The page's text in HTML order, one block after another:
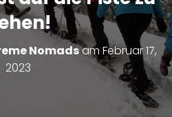
N
U
M
S
C
H
A
L
T
Nomadsam Februar 17,
2023